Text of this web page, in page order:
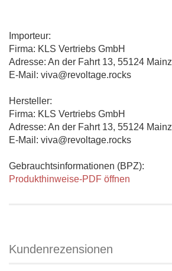
Importeur:
Firma: KLS Vertriebs GmbH
Adresse: An der Fahrt 13, 55124 Mainz
E-Mail: viva@revoltage.rocks
Hersteller:
Firma: KLS Vertriebs GmbH
Adresse: An der Fahrt 13, 55124 Mainz
E-Mail: viva@revoltage.rocks
Gebrauchtsinformationen (BPZ):
Produkthinweise-PDF öffnen
Kundenrezensionen